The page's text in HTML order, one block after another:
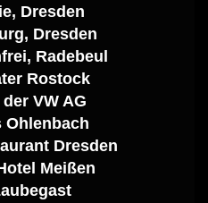
Dresden
Dresden
Radebeul
Rostock
VW AG
Ohlenbach
Dresden
Meißen